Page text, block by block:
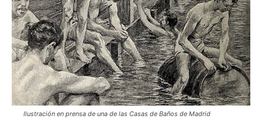
Ilustración en prensa de una de las Casas de Baños de Madrid